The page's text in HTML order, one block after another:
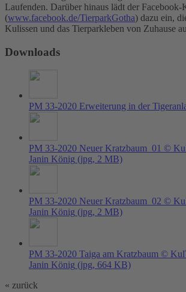
Laufenden. Darüber hinaus lädt der Facebook-
(www.facebook.de/TierparkGotha) dazu ein,
Kulissen und das Tierparkleben von Zuhause
Downloads
PM 33-2020 Erweiterung in der
PM 33-2020 Neuer Kratzbaum_01 ©
Janin König (jpg, 2 MB)
PM 33-2020 Neuer Kratzbaum_02 ©
Janin König (jpg, 2 MB)
PM 33-2020 Taiga am Kratzbaum ©
Janin König (jpg, 664 KB)
« zurück